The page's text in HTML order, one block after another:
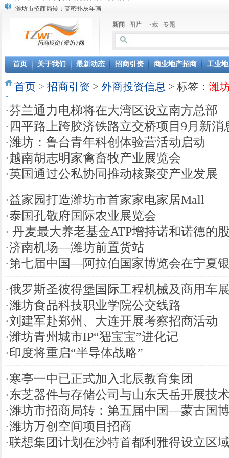
潍坊市招商局转：高密扑灰年画
昌乐大项目“拔节生长”赋能高质量发展
潍坊市招商局转：潍坊港入选国家级5G工厂
潍坊招商局转：潍坊的冬日“秋景”
潍坊招商局转：潍坊历史名人--燕肃
香港上市公司投资信息
欢聚潍坊·2024青岛啤酒 畅享节今晚启幕
第三届全球数字贸易博览会在浙江杭州开幕
新闻 图片 下载 专题
首页 关于我们 最新动态 招商引资 商业地产招商 工业
首页 > 招商引资 > 外商投资信息 > 标签： 潍
·芬兰通力电梯将在大湾区设立南方总部
· 四平路上跨胶济铁路立交桥项目9月新消
·潍坊：鲁台青年科创体验营活动启动
·越南胡志明家禽畜牧产业展览会
·英国通过公私协同推动核聚变产业发展
·益家园打造潍坊市首家家电家居Mall
·泰国孔敬府国际农业展览会
· 丹麦最大养老基金ATP增持诺和诺德的
·济南机场—潍坊前置货站
·第七届中国—阿拉伯国家博览会在宁夏
·俄罗斯圣彼得堡国际工程机械及商用车
·潍坊食品科技职业学院公交线路
·刘建军赴郑州、大连开展考察招商活动
·潍坊青州城市IP“峱宝宝”进化记
·印度将重启“半导体战略”
·寒亭一中已正式加入北辰教育集团
·东芝器件与存储公司与山东天岳开展技
·潍坊市招商局转：第五届中国—蒙古国
·潍坊万创空间项目招商
·联想集团计划在沙特首都利雅得设立区